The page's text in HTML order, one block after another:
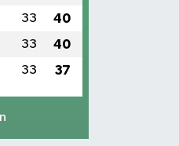
33 40
33 40
33 37